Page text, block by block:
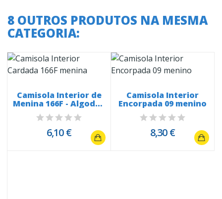
8 OUTROS PRODUTOS NA MESMA
CATEGORIA:
Camisola Interior de
Menina 166F - Algodão
Cardado
6,10 €
Camisola Interior
Encorpada 09 menino
8,30 €